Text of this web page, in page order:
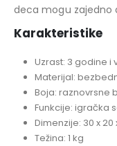
deca mogu zajedno
Karakteristike
Uzrast: 3 godine i
Materijal:
Boja: raznovrsne
Funkcije: igračka
Dimenzije: 30 x 20
Težina: 1 kg